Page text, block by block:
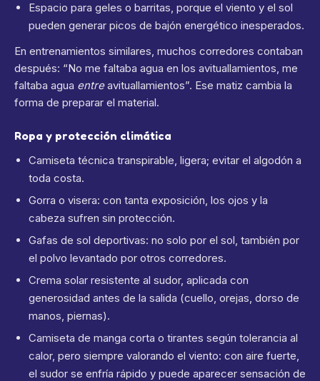
Espacio para geles o barritas, porque el viento y el sol
pueden generar picos de bajón energético inesperados.
En entrenamientos similares, muchos corredores contaban
después: “No me faltaba agua en los avituallamientos, me
faltaba agua entreavituallamientos”. Ese matiz cambia la
forma de preparar el material.
Ropa y protección climática
Camiseta técnica transpirable, ligera; evitar el algodón a
toda costa.
Gorra o visera: con tanta exposición, los ojos y la
cabeza sufren sin protección.
Gafas de sol deportivas: no solo por el sol, también por
el polvo levantado por otros corredores.
Crema solar resistente al sudor, aplicada con
generosidad antes de la salida (cuello, orejas, dorso de
manos, piernas).
Camiseta de manga corta o tirantes según tolerancia al
calor, pero siempre valorando el viento: con aire fuerte,
el sudor se enfría rápido y puede aparecer sensación de